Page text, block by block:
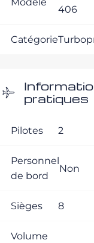
406
Catégorie
pratiques
Pilotes 2
Personnel
de bord
Non
Sièges 8
Volume